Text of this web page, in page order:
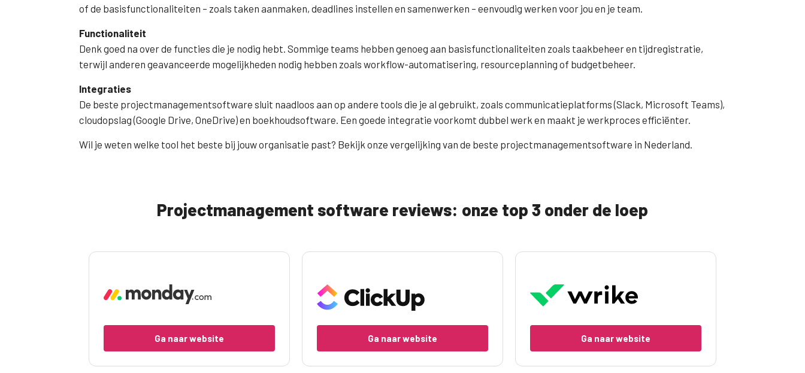
of de basisfunctionaliteiten – zoals taken aanmaken, deadlines instellen en samenwerken – eenvoudig werken voor jou en je team.
Functionaliteit
Denk goed na over de functies die je nodig hebt. Sommige teams hebben genoeg aan basisfunctionaliteiten zoals taakbeheer en tijdregistratie,
terwijl anderen geavanceerde mogelijkheden nodig hebben zoals workflow-automatisering, resourceplanning of budgetbeheer.
Integraties
De beste projectmanagementsoftware sluit naadloos aan op andere tools die je al gebruikt, zoals communicatieplatforms (Slack, Microsoft Teams),
cloudopslag (Google Drive, OneDrive) en boekhoudsoftware. Een goede integratie voorkomt dubbel werk en maakt je werkproces efficiënter.
Wil je weten welke tool het beste bij jouw organisatie past? Bekijk onze vergelijking van de beste projectmanagementsoftware in Nederland.
Projectmanagement software reviews: onze top 3 onder de loep
Ga naar website Ga naar website Ga naar website